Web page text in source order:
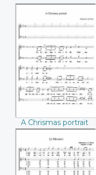
A Chrismas portrait
A Chrismas portrait
Ca Messires